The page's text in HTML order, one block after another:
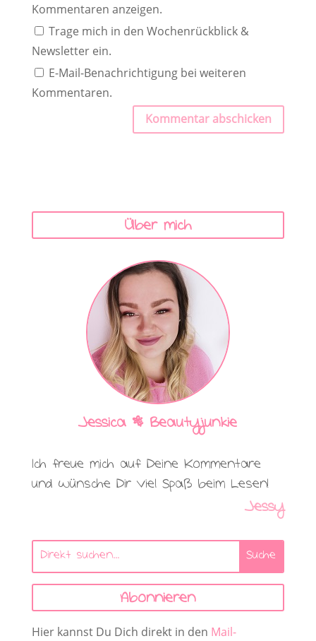
Kommentaren anzeigen.
Trage mich in den Wochenrückblick &
Newsletter ein.
E-Mail-Benachrichtigung bei weiteren
Kommentaren.
Kommentar abschicken
Über mich
Jessica | Beautyjunkie
Ich freue mich auf Deine Kommentare
und wünsche Dir viel Spaß beim Lesen!
Jessy
Abonnieren
Hier kannst Du Dich direkt in den Mail-